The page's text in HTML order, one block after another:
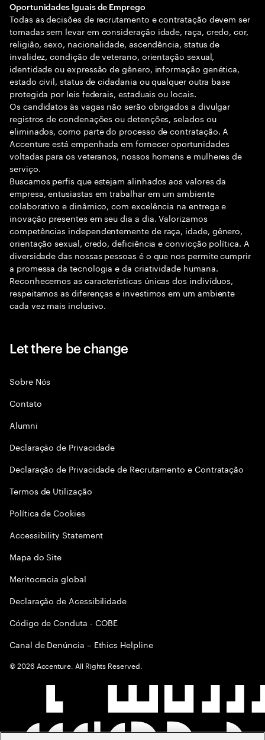
Oportunidades Iguais de Emprego
Todas as decisões de recrutamento e contratação devem ser
tomadas sem levar em consideração idade, raça, credo, cor,
religião, sexo, nacionalidade, ascendência, status de
invalidez, condição de veterano, orientação sexual,
identidade ou expressão de gênero, informação genética,
estado civil, status de cidadania ou qualquer outra base
protegida por leis federais, estaduais ou locais.
Os candidatos às vagas não serão obrigados a divulgar
registros de condenações ou detenções, selados ou
eliminados, como parte do processo de contratação. A
Accenture está empenhada em fornecer oportunidades
voltadas para os veteranos, nossos homens e mulheres de
serviço.
Buscamos perfis que estejam alinhados aos valores da
empresa, entusiastas em trabalhar em um ambiente
colaborativo e dinâmico, com excelência na entrega e
inovação presentes em seu dia a dia. Valorizamos
competências independentemente de raça, idade, gênero,
orientação sexual, credo, deficiência e convicção política. A
diversidade das nossas pessoas é o que nos permite cumprir
a promessa da tecnologia e da criatividade humana.
Reconhecemos as características únicas dos indivíduos,
respeitamos as diferenças e investimos em um ambiente
cada vez mais inclusivo.
Let there be change
Sobre Nós
Contato
Alumni
Declaraçāo de Privacidade
Declaração de Privacidade de Recrutamento e Contratação
Termos de Utilização
Política de Cookies
Accessibility Statement
Mapa do Site
Meritocracia global
Declaração de Acessibilidade
Código de Conduta - COBE
Canal de Denúncia – Ethics Helpline
©2026 Accenture. All Rights Reserved.